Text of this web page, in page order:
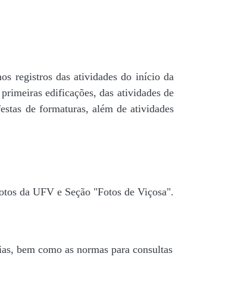
registros das atividades do início da
edificações, das atividades de
de formaturas, além de atividades
da UFV e Seção "Fotos de Viçosa".
bem como as normas para consultas